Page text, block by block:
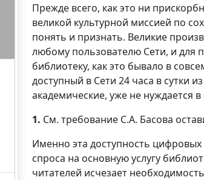
Прежде всего, как это ни
великой культурной миссией по
понять и признать. Великие
любому пользователю Сети, и для
библиотеку, как это бывало в
доступный в Сети 24 часа в сутки
академические, уже не нуждается
1. См. требование С.А. Басова
Именно эта доступность
спроса на основную услугу
читателей исчезает